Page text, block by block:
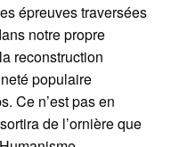
épreuves traversées
notre propre
reconstruction
populaire
Ce n’est pas en
de l’ornière que